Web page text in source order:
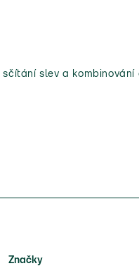
sčítání slev a
Značky